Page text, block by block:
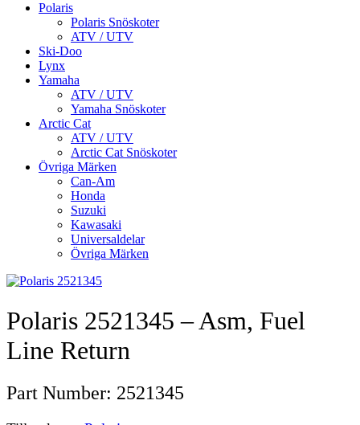
Polaris
Polaris Snöskoter
ATV / UTV
Ski-Doo
Lynx
Yamaha
ATV / UTV
Yamaha Snöskoter
Arctic Cat
ATV / UTV
Arctic Cat Snöskoter
Övriga Märken
Can-Am
Honda
Suzuki
Kawasaki
Universaldelar
Övriga Märken
Polaris 2521345 – Asm, Fuel
Line Return
Part Number: 2521345